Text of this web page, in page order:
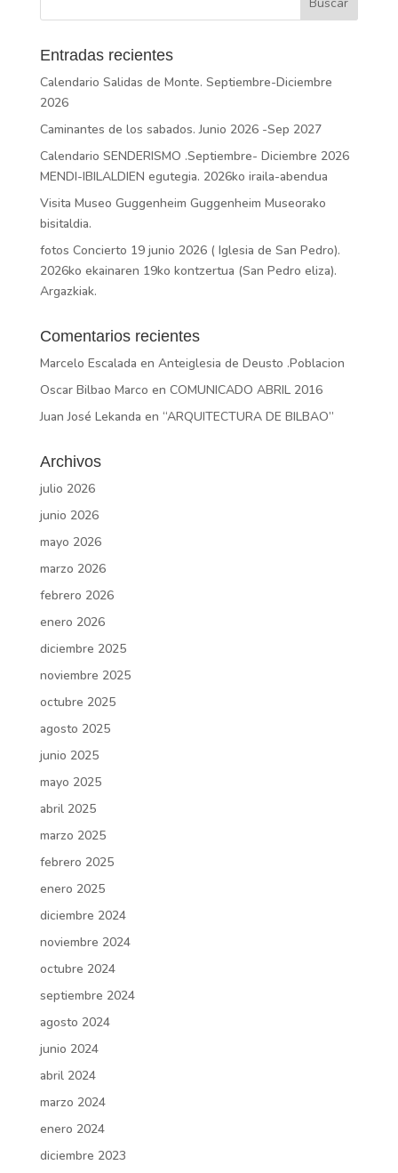
Entradas recientes
Calendario Salidas de Monte. Septiembre-Diciembre
2026
Caminantes de los sabados. Junio 2026 -Sep 2027
Calendario SENDERISMO .Septiembre- Diciembre 2026
MENDI-IBILALDIEN egutegia. 2026ko iraila-abendua
Visita Museo Guggenheim Guggenheim Museorako
bisitaldia.
fotos Concierto 19 junio 2026 ( Iglesia de San Pedro).
2026ko ekainaren 19ko kontzertua (San Pedro eliza).
Argazkiak.
Comentarios recientes
Marcelo Escalada en Anteiglesia de Deusto .Poblacion
Oscar Bilbao Marco en COMUNICADO ABRIL 2016
Juan José Lekanda en “ARQUITECTURA DE BILBAO”
Archivos
julio 2026
junio 2026
mayo 2026
marzo 2026
febrero 2026
enero 2026
diciembre 2025
noviembre 2025
octubre 2025
agosto 2025
junio 2025
mayo 2025
abril 2025
marzo 2025
febrero 2025
enero 2025
diciembre 2024
noviembre 2024
octubre 2024
septiembre 2024
agosto 2024
junio 2024
abril 2024
marzo 2024
enero 2024
diciembre 2023